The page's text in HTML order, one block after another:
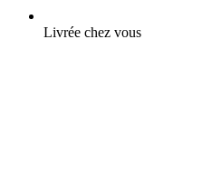
Livrée chez vous